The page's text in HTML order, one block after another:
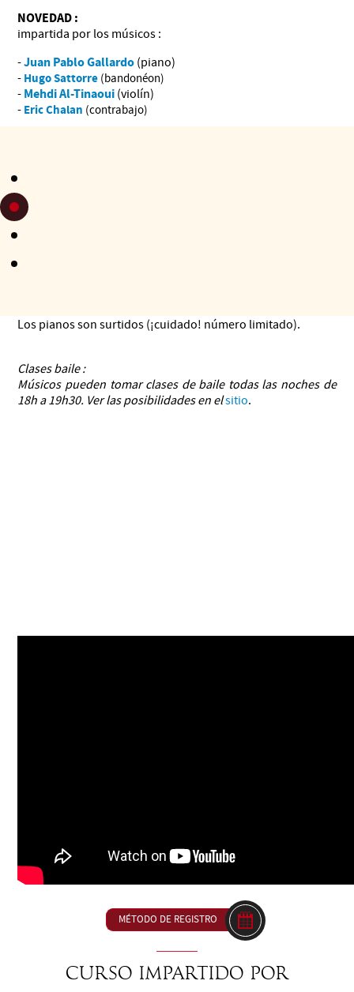
NOVEDAD :
impartida por los músicos :
-Juan Pablo Gallardo (piano)
- Hugo Sattorre (bandonéon)
- Mehdi Al-Tinaoui (violín)
- Eric Chalan (contrabajo)
concierto en el Conservatoire Henri Duparc el sábado 23 De
Agosto.
Los pianos son surtidos (¡cuidado! número limitado).
Clases baile :
Músicos pueden tomar clases de baile todas las noches de
18h a 19h30. Ver las posibilidades en elsitio.
MÉTODO DE REGISTRO
Curso impartido por